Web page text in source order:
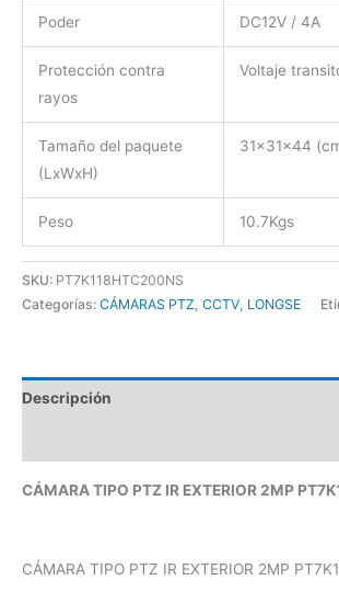
Poder DC12V / 4A
Protección contra
rayos
Voltaje
Tamaño del paquete
(LxWxH)
31x31x44
Peso 10.7Kgs
SKU: PT7K118HTC200NS
Categorías: CÁMARAS PTZ, CCTV, LONGSE
Descripción
CÁMARA TIPO PTZ IR EXTERIOR 2MP
CÁMARA TIPO PTZ IR EXTERIOR 2MP